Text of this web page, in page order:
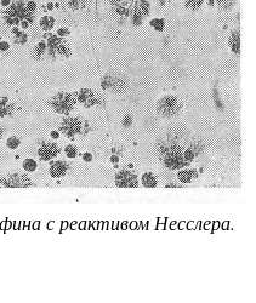
с реактивом Несслера.